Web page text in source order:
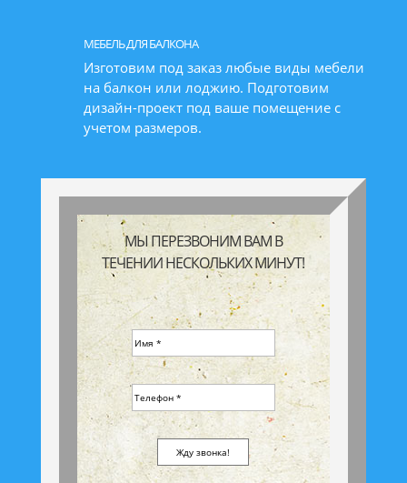
МЕБЕЛЬ ДЛЯ БАЛКОНА
Изготовим под заказ любые виды мебели
на балкон или лоджию. Подготовим
дизайн-проект под ваше помещение с
учетом размеров.
МЫ ПЕРЕЗВОНИМ ВАМ В
ТЕЧЕНИИ НЕСКОЛЬКИХ МИНУТ!